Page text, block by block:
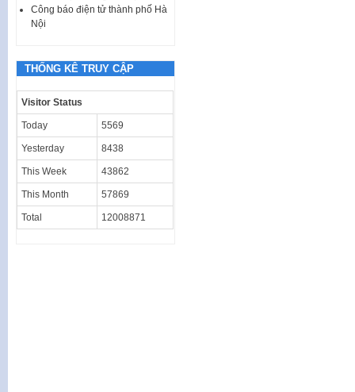
Công báo điện tử thành phố Hà
Nội
THỐNG KÊ TRUY CẬP
Visitor Status
Today 5569
Yesterday 8438
This Week 43862
This Month 57869
Total 12008871